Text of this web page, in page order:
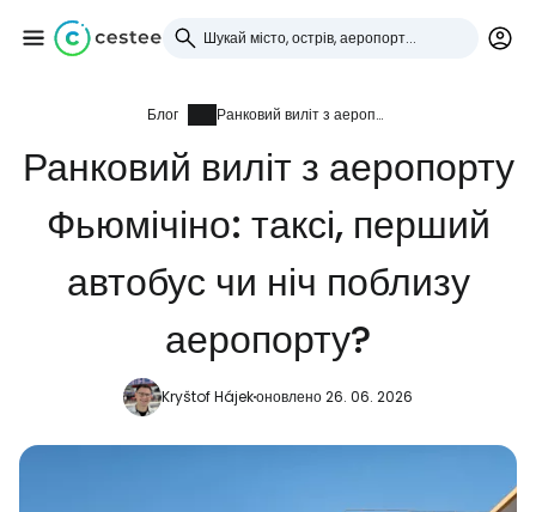
Блог Ранковий виліт з аеропорту Фьюмічіно: таксі, перший автобус чи ніч поблизу аеропорту?
Ранковий виліт з аеропорту
Фьюмічіно: таксі, перший
автобус чи ніч поблизу
аеропорту?
Kryštof Hájekоновлено 26. 06. 2026
Увійдіть до Cestee
... світова туристична спільнота
Продовжуйте з Google
Продовжуйте у Facebook